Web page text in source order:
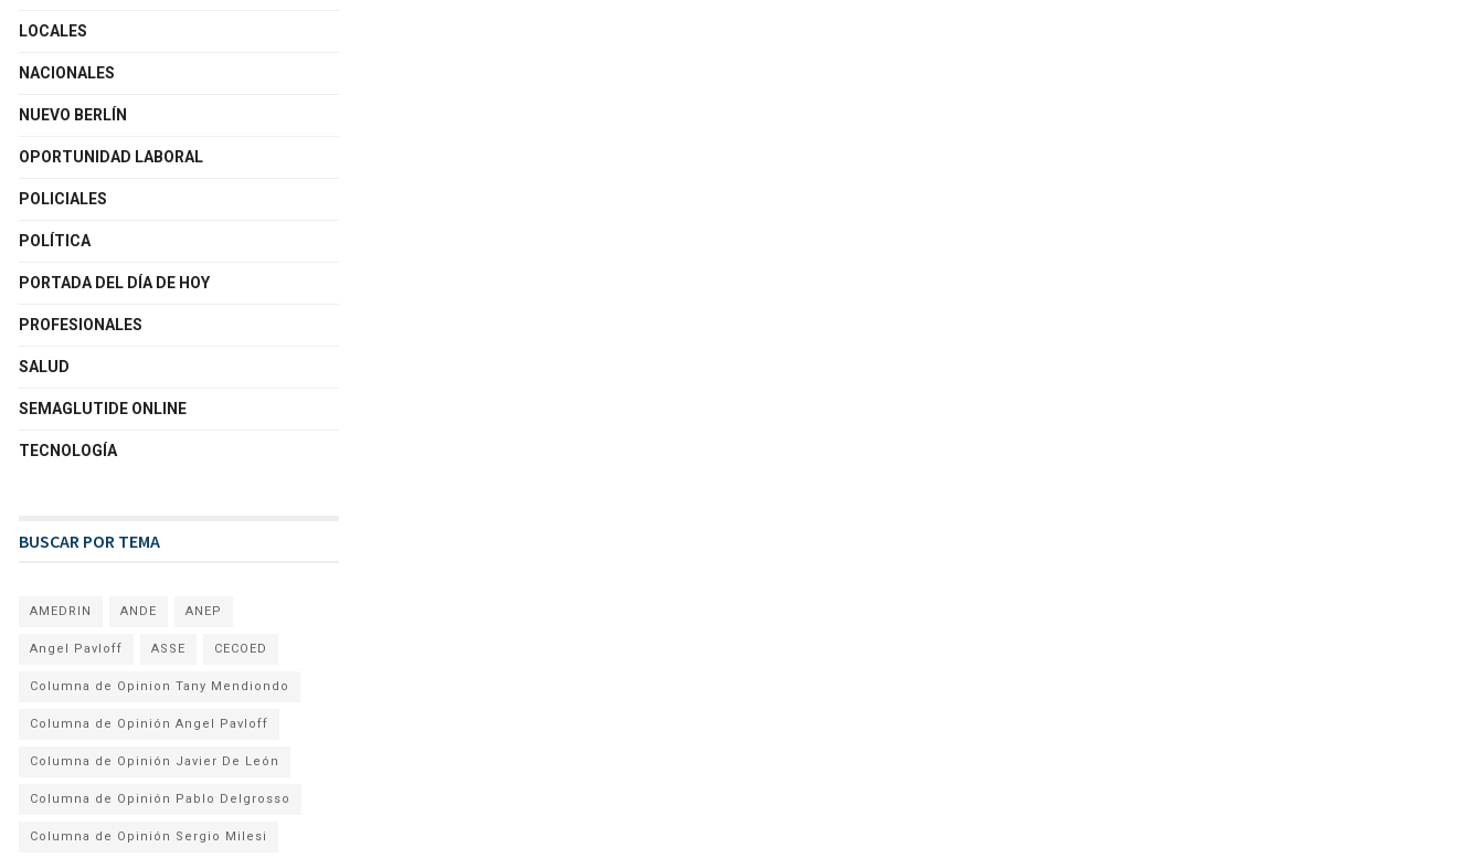
LOCALES
NACIONALES
NUEVO BERLÍN
OPORTUNIDAD LABORAL
POLICIALES
POLÍTICA
PORTADA DEL DÍA DE HOY
PROFESIONALES
SALUD
SEMAGLUTIDE ONLINE
TECNOLOGÍA
BUSCAR POR TEMA
AMEDRIN ANDE ANEP
Angel Pavloff ASSE CECOED
Columna de Opinion Tany Mendiondo
Columna de Opinión Angel Pavloff
Columna de Opinión Javier De León
Columna de Opinión Pablo Delgrosso
Columna de Opinión Sergio Milesi